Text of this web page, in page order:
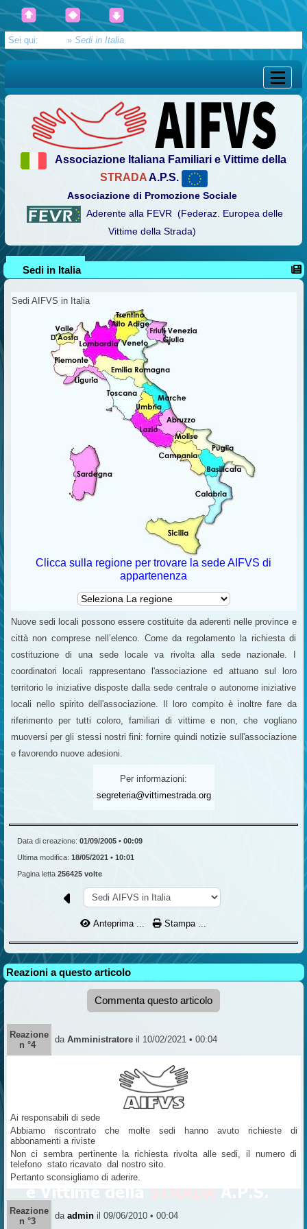
Sei qui: » Sedi in Italia
Associazione Italiana Familiari e Vittime della
STRADAA.P.S.
Associazione di Promozione Sociale
Aderente alla FEVR (Federaz. Europea delle
Vittime della Strada)
Sedi in Italia
Sedi AIFVS in Italia
Clicca sulla regione per trovare la sede AIFVS di
appartenenza
Nuove sedi locali possono essere costituite da aderenti nelle province e
città non comprese nell’elenco. Come da regolamento la richiesta di
costituzione di una sede locale va rivolta alla sede nazionale. I
coordinatori locali rappresentano l'associazione ed attuano sul loro
territorio le iniziative disposte dalla sede centrale o autonome iniziative
locali nello spirito dell'associazione. Il loro compito è inoltre fare da
riferimento per tutti coloro, familiari di vittime e non, che vogliano
muoversi per gli stessi nostri fini: fornire quindi notizie sull'associazione
e favorendo nuove adesioni.
Per informazioni:
segreteria@vittimestrada.org
Data di creazione: 01/09/2005 • 00:09
Ultima modifica: 18/05/2021 • 10:01
Pagina letta 256425 volte
Anteprima ... Stampa ...
Reazioni a questo articolo
Commenta questo articolo
Reazione
n °4
da Amministratoreil 10/02/2021 • 00:04
Ai responsabili di sede
Abbiamo riscontrato che molte sedi hanno avuto richieste di
abbonamenti a riviste
Non ci sembra pertinente la richiesta rivolta alle sedi, il numero di
telefono stato ricavato dal nostro sito.
Pertanto sconsigliamo di aderire.
Reazione
n °3
da admin il 09/06/2010 • 00:04